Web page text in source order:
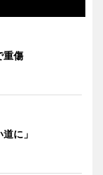
重傷
に」